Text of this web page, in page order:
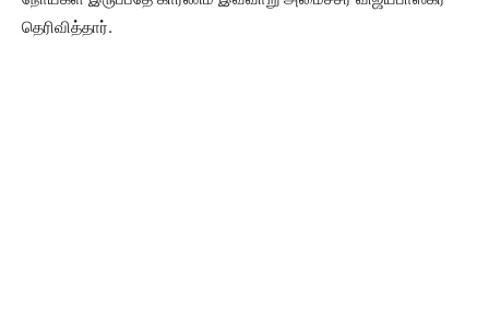
தெரிவித்தார்.